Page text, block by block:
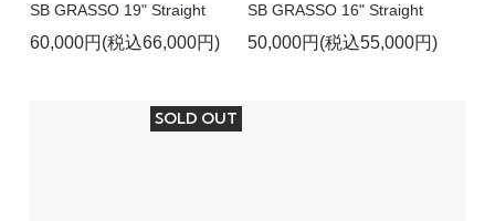
SB GRASSO 19" Straight
60,000円(税込66,000円)
SB GRASSO 16" Straight
50,000円(税込55,000円)
SOLD OUT